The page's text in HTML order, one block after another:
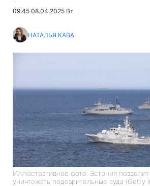
09:45 08.04.2025 Вт
НАТАЛЬЯ КАВА
Иллюстративное фото: Эстония
уничтожать подозрительные суда (Getty